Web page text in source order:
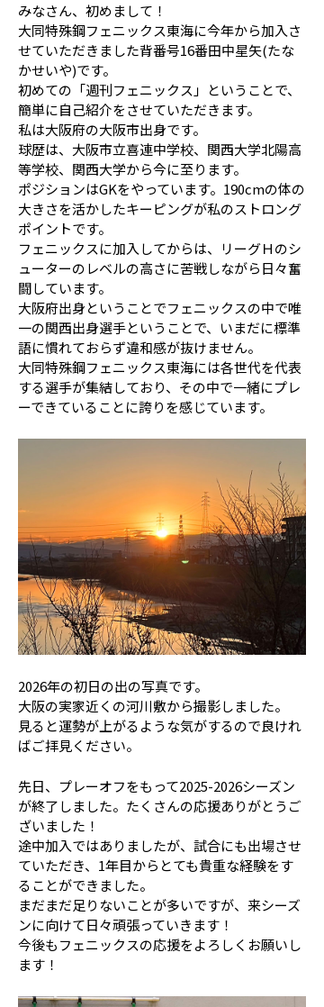
サイトマップ
みなさん、初めまして！
大同特殊鋼フェニックス東海に今年から加入さ
せていただきました背番号16番田中星矢(たな
かせいや)です。
初めての「週刊フェニックス」ということで、
簡単に自己紹介をさせていただきます。
私は大阪府の大阪市出身です。
球歴は、大阪市立喜連中学校、関西大学北陽高
等学校、関西大学から今に至ります。
ポジションはGKをやっています。190cmの体の
大きさを活かしたキーピングが私のストロング
ポイントです。
フェニックスに加入してからは、リーグＨのシ
ューターのレベルの高さに苦戦しながら日々奮
闘しています。
大阪府出身ということでフェニックスの中で唯
一の関西出身選手ということで、いまだに標準
語に慣れておらず違和感が抜けません。
大同特殊鋼フェニックス東海には各世代を代表
する選手が集結しており、その中で一緒にプレ
ーできていることに誇りを感じています。
2026年の初日の出の写真です。
大阪の実家近くの河川敷から撮影しました。
見ると運勢が上がるような気がするので良けれ
ばご拝見ください。
先日、プレーオフをもって2025-2026シーズン
が終了しました。たくさんの応援ありがとうご
ざいました！
途中加入ではありましたが、試合にも出場させ
ていただき、1年目からとても貴重な経験をす
ることができました。
まだまだ足りないことが多いですが、来シーズ
ンに向けて日々頑張っていきます！
今後もフェニックスの応援をよろしくお願いし
ます！